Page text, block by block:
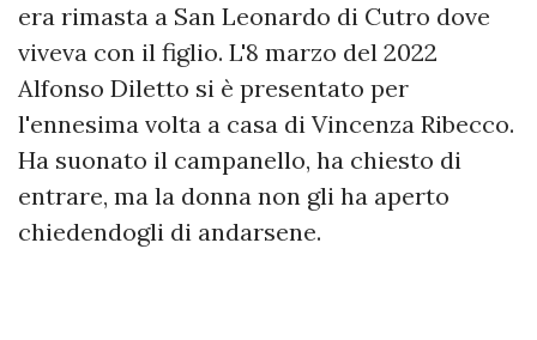
era rimasta a San Leonardo di Cutro dove
viveva con il figlio. L'8 marzo del 2022
Alfonso Diletto si è presentato per
l'ennesima volta a casa di Vincenza Ribecco.
Ha suonato il campanello, ha chiesto di
entrare, ma la donna non gli ha aperto
chiedendogli di andarsene.